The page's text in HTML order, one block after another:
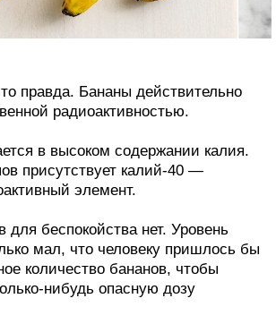
правда. Бананы действительно
радиоактивностью.
в высоком содержании калия.
присутствует калий-40 —
элемент.
для беспокойства нет. Уровень
мал, что человеку пришлось бы
количество бананов, чтобы
нибудь опасную дозу